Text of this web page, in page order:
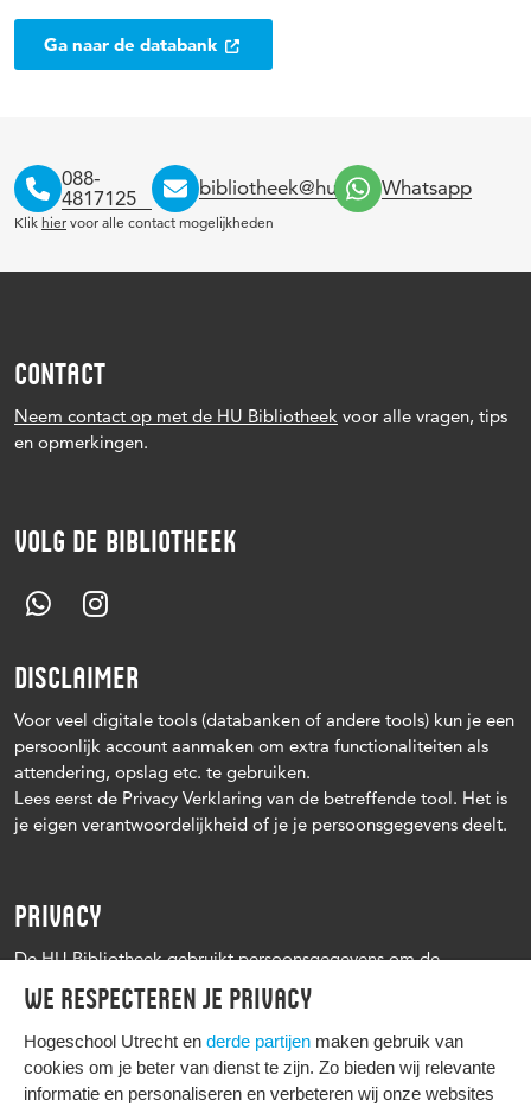
We respecteren je privacy
Hogeschool Utrecht en derde partijen maken gebruik van
cookies om je beter van dienst te zijn. Zo bieden wij relevante
informatie en personaliseren en verbeteren wij onze websites
Ga naar de databank
088-
4817125
bibliotheek@hu.nl Whatsapp
Klik hier voor alle contact mogelijkheden
CONTACT
Neem contact op met de HU Bibliotheek voor alle vragen, tips
en opmerkingen.
VOLG DE BIBLIOTHEEK
DISCLAIMER
Voor veel digitale tools (databanken of andere tools) kun je een
persoonlijk account aanmaken om extra functionaliteiten als
attendering, opslag etc. te gebruiken.
Lees eerst de Privacy Verklaring van de betreffende tool. Het is
je eigen verantwoordelijkheid of je je persoonsgegevens deelt.
PRIVACY
De HU Bibliotheek gebruikt persoonsgegevens om de
leenprocedure te kunnen uitvoeren, onder andere voor het
versturen van herinneringen en informatie over reserveringen.
Zie verder het Privacy statement Hogeschool Utrecht